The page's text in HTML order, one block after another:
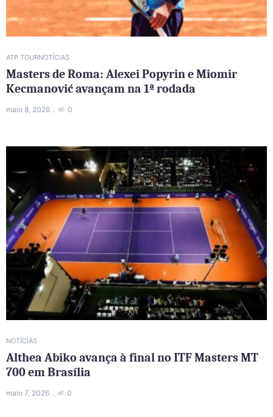
ATP TOURNOTÍCIAS
Masters de Roma: Alexei Popyrin e Miomir
Kecmanović avançam na 1ª rodada
maio 8, 2026 0
NOTÍCIAS
Althea Abiko avança à final no ITF Masters MT
700 em Brasília
maio 7, 2026 0